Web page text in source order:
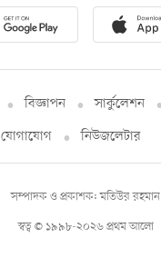
বিজ্ঞাপন সার্কুলেশন
যোগাযোগ
নিউজলেটার
স্বত্ব © ১৯৯৮-২০২৬ প্রথম আলো
সম্পাদক ও প্রকাশক: মতিউর রহমান